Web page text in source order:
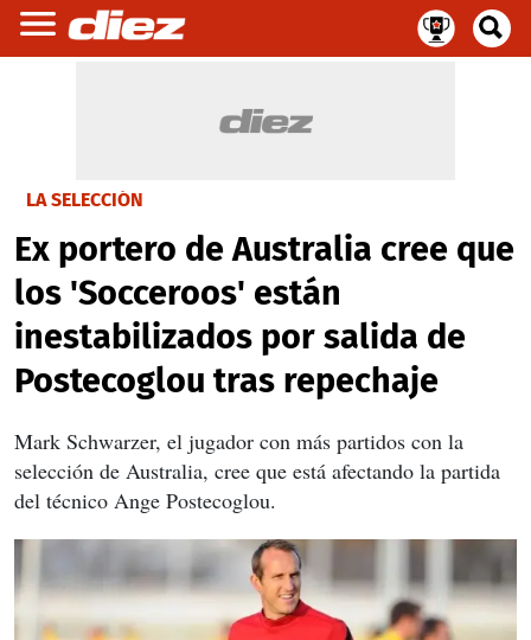
LA SELECCIÓN
Ex portero de Australia cree que
los 'Socceroos' están
inestabilizados por salida de
Postecoglou tras repechaje
Mark Schwarzer, el jugador con más partidos con la
selección de Australia, cree que está afectando la partida
del técnico Ange Postecoglou.